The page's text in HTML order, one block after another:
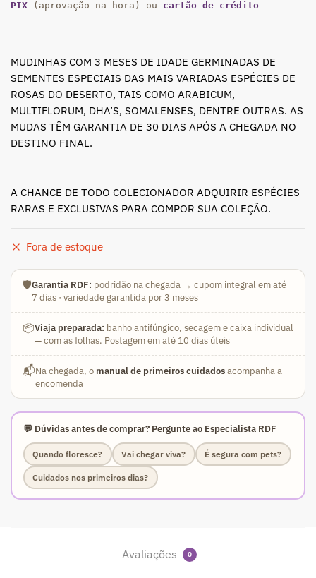
preço
preço
PIX (aprovação na hora) ou cartão de crédito
MUDINHAS COM 3 MESES DE IDADE GERMINADAS DE
SEMENTES ESPECIAIS DAS MAIS VARIADAS ESPÉCIES DE
ROSAS DO DESERTO, TAIS COMO ARABICUM,
MULTIFLORUM, DHA’S, SOMALENSES, DENTRE OUTRAS. AS
MUDAS TÊM GARANTIA DE 30 DIAS APÓS A CHEGADA NO
DESTINO FINAL.
A CHANCE DE TODO COLECIONADOR ADQUIRIR ESPÉCIES
RARAS E EXCLUSIVAS PARA COMPOR SUA COLEÇÃO.
Fora de estoque
🛡️Garantia RDF: podridão na chegada → cupom integral em até
7 dias · variedade garantida por 3 meses
📦Viaja preparada: banho antifúngico, secagem e caixa individual
— com as folhas. Postagem em até 10 dias úteis
📬Na chegada, o manual de primeiros cuidadosacompanha a
encomenda
💬 Dúvidas antes de comprar? Pergunte ao Especialista RDF
Quando floresce? Vai chegar viva? É segura com pets?
Cuidados nos primeiros dias?
Avaliações 0